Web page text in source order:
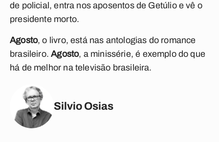
de policial, entra nos aposentos de Getúlio e vê o
presidente morto.
Agosto, o livro, está nas antologias do romance
brasileiro.Agosto, a minissérie, é exemplo do que
há de melhor na televisão brasileira.
Silvio Osias